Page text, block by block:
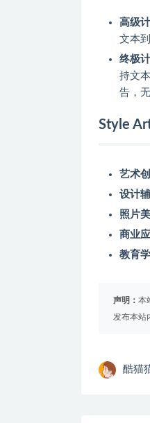
高级
文本
终极
持文
告，
Style
艺术
设计
照片
商业
教育
声明： 本
发布本站
酷猫